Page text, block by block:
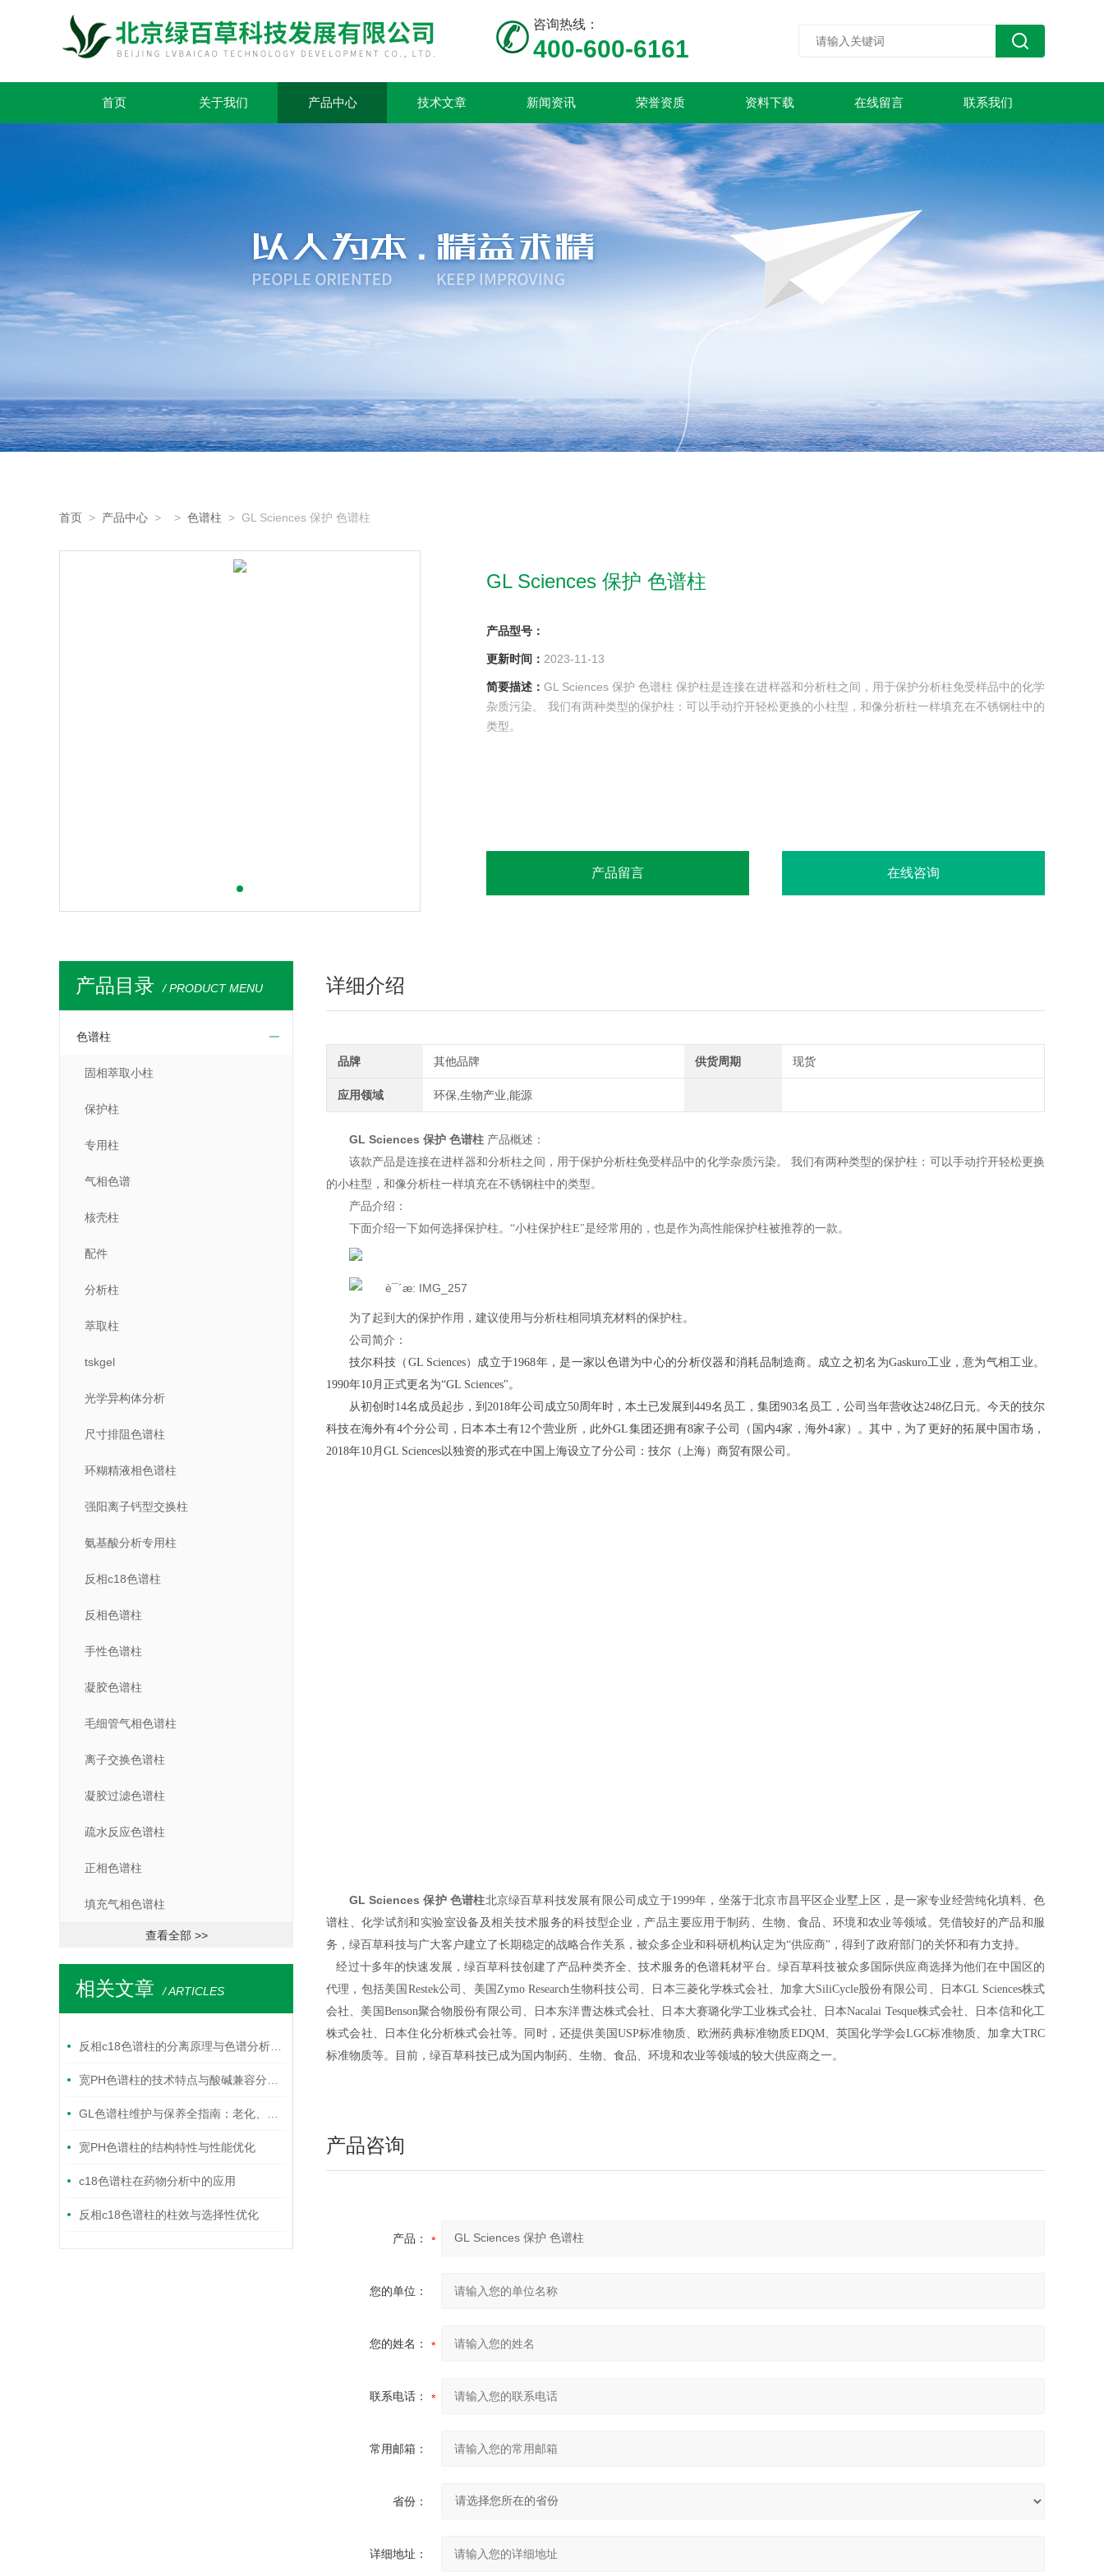
咨询热线：
400-600-6161
首页 关于我们 产品中心 技术文章 新闻资讯 荣誉资质 资料下载 在线留言 联系我们
首页 > 产品中心 > > 色谱柱 > GL Sciences 保护 色谱柱
GL Sciences 保护 色谱柱
产品型号：
更新时间： 2023-11-13
简要描述：GL Sciences 保护 色谱柱 保护柱是连接在进样器和分析柱之间，用于保护分析柱免受样品中的化学
杂质污染。 我们有两种类型的保护柱：可以手动拧开轻松更换的小柱型，和像分析柱一样填充在不锈钢柱中的
类型。
产品留言 在线咨询
产品目录 / PRODUCT MENU
色谱柱
固相萃取小柱
保护柱
专用柱
气相色谱
核壳柱
配件
分析柱
萃取柱
tskgel
光学异构体分析
尺寸排阻色谱柱
环糊精液相色谱柱
强阳离子钙型交换柱
氨基酸分析专用柱
反相c18色谱柱
反相色谱柱
手性色谱柱
凝胶色谱柱
毛细管气相色谱柱
离子交换色谱柱
凝胶过滤色谱柱
疏水反应色谱柱
正相色谱柱
填充气相色谱柱
查看全部 >>
相关文章 / ARTICLES
反相c18色谱柱的分离原理与色谱分析应用要点
宽PH色谱柱的技术特点与酸碱兼容分离应用解析
GL色谱柱维护与保养全指南：老化、清洗与存储最佳实践
宽PH色谱柱的结构特性与性能优化
c18色谱柱在药物分析中的应用
反相c18色谱柱的柱效与选择性优化
详细介绍
品牌 其他品牌 供货周期 现货
应用领域 环保,生物产业,能源
GL Sciences 保护 色谱柱 产品概述：
该款产品是连接在进样器和分析柱之间，用于保护分析柱免受样品中的化学杂质污染。 我们有两种类型的保护柱：可以手动拧开轻松更换
的小柱型，和像分析柱一样填充在不锈钢柱中的类型。
产品介绍：
下面介绍一下如何选择保护柱。“小柱保护柱E"是经常用的，也是作为高性能保护柱被推荐的一款。
为了起到大的保护作用，建议使用与分析柱相同填充材料的保护柱。
公司简介：
技尔科技（GL Sciences）成立于1968年，是一家以色谱为中心的分析仪器和消耗品制造商。成立之初名为Gaskuro工业，意为气相工业。
1990年10月正式更名为“GL Sciences"。
从初创时14名成员起步，到2018年公司成立50周年时，本土已发展到449名员工，集团903名员工，公司当年营收达248亿日元。今天的技尔
科技在海外有4个分公司，日本本土有12个营业所，此外GL集团还拥有8家子公司（国内4家，海外4家）。其中，为了更好的拓展中国市场，
2018年10月GL Sciences以独资的形式在中国上海设立了分公司：技尔（上海）商贸有限公司。
GL Sciences 保护 色谱柱北京绿百草科技发展有限公司成立于1999年，坐落于北京市昌平区企业墅上区，是一家专业经营纯化填料、色
谱柱、化学试剂和实验室设备及相关技术服务的科技型企业，产品主要应用于制药、生物、食品、环境和农业等领域。凭借较好的产品和服
务，绿百草科技与广大客户建立了长期稳定的战略合作关系，被众多企业和科研机构认定为“供应商"，得到了政府部门的关怀和有力支持。
经过十多年的快速发展，绿百草科技创建了产品种类齐全、技术服务的色谱耗材平台。绿百草科技被众多国际供应商选择为他们在中国区的
代理，包括美国 Restek公司、美国Zymo Research生物科技公司、
日本三菱化学株式会社、加拿大SiliCycle股份有限公司、日本GL Sciences株式
会社、美国Benson聚合物股份有限公司、日本东洋曹达株式会社、日本大赛璐化学工业株式会社、日本Nacalai Tesque株式会社、日本信和化工
株式会社、日本住化分析株式会社等。同时，还提供美国USP标准物质、欧洲药典标准物质EDQM、英国化学学会LGC标准物质、加拿大TRC
标准物质等。目前，绿百草科技已成为国内制药、生物、食品、环境和农业等领域的较大供应商之一。
产品咨询
产品：
您的单位：
您的姓名：
联系电话：
常用邮箱：
省份：
详细地址：